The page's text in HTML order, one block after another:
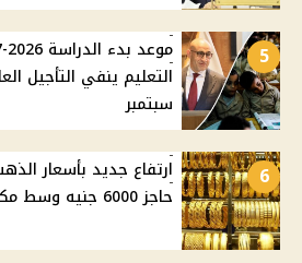
5
سبتمبر
6
حاجز 6000 جنيه وسط مكاسب عالمية للمعدن